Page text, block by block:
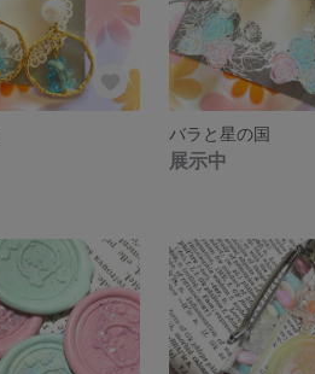
バラと星の国
展示中